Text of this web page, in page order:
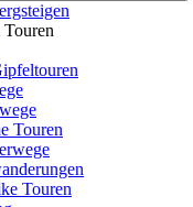
Touren
Touren